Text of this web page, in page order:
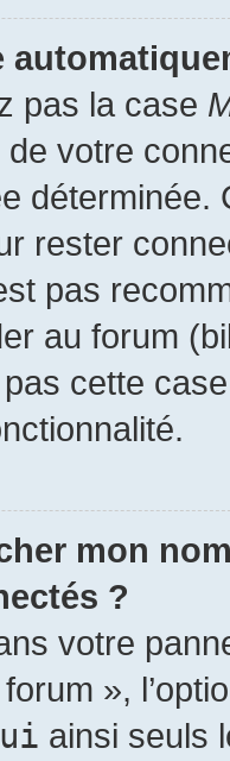
pas la case
de votre
déterminée.
rester
pas
au forum
cette
mon
?
votre
»,
ainsi seuls